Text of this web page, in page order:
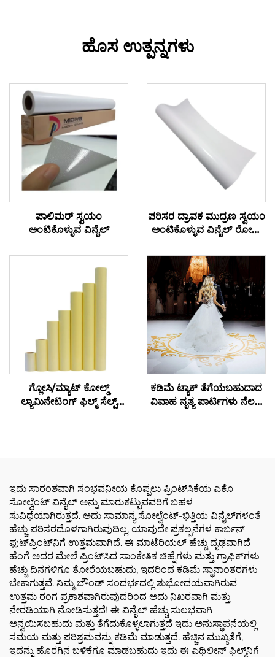
ಹೊಸ ಉತ್ಪನ್ನಗಳು
ಪಾಲಿಮರ್ ಸ್ವಯಂ
ಅಂಟಿಕೊಳ್ಳುವ ವಿನೈಲ್
ಪರಿಸರ ದ್ರಾವಕ ಮುದ್ರಣ ಸ್ವಯಂ
ಅಂಟಿಕೊಳ್ಳುವ ವಿನೈಲ್ ರೋಲ್
ಸಾಮಗ್ರಿಗಳು
ಗ್ಲೋಸಿ/ಮ್ಯಾಟ್ ಕೋಲ್ಡ್
ಲ್ಯಾಮಿನೇಟಿಂಗ್ ಫಿಲ್ಮ್ ಸೆಲ್ಫ್
ಕಡಿಮೆ ಟ್ಯಾಕ್ ತೆಗೆಯಬಹುದಾದ
ವಿವಾಹ ನೃತ್ಯ ಪಾರ್ಟಿಗಳು ನೆಲದ
ಇದು ಸಾರಂಶವಾಗಿ ಸಂಭವನೀಯ ಕೊಪ್ಪಲು ಪ್ರಿಂಟ್‌ಸಿಕೆಯ ಎಕೊ
ಸೋಲ್ವೆಂಟ್ ವಿನೈಲ್ ಅನ್ನು ಮಾರುಕಟ್ಟುವವರಿಗೆ ಬಹಳ
ಸುವಿಧೆಯಾಗಿರುತ್ತದೆ. ಅದು ಸಾಮಾನ್ಯ ಸೋಲ್ವೆಂಟ್-ಭಿತ್ತಿಯ ವಿನೈಲ್‌ಗಳಂತೆ
ಹೆಚ್ಚು ಪರಿಸರದೊಳಗಾಗಿರುವುದಿಲ್ಲ, ಯಾವುದೇ ಪ್ರಕಲ್ಪನೆಗಳ ಕಾರ್ಬನ್
ಫುಟ್‌ಪ್ರಿಂಟ್‌ನಿಗೆ ಉತ್ತಮವಾಗಿದೆ. ಈ ಮಾಟೆರಿಯಲ್ ಹೆಚ್ಚು ದೃಢವಾಗಿದೆ
ಹೆಂಗೆ ಅದರ ಮೇಲೆ ಪ್ರಿಂಟ್‌ಸಿದ ಸಾಂಕೇತಿಕ ಚಿಹ್ನೆಗಳು ಮತ್ತು ಗ್ರಾಫಿಕ್‌ಗಳು
ಹೆಚ್ಚು ದಿನಗಳಿಗೂ ತೋರೆಯಬಹುದು, ಇದರಿಂದ ಕಡಿಮೆ ಸ್ಥಾನಾಂತರಗಳು
ಬೇಕಾಗುತ್ತವೆ. ನಿಮ್ಮ ಬೌಂಡ್ ಸಂದರ್ಭದಲ್ಲಿ ಶುಭೋದಯವಾಗಿರುವ
ಉತ್ತಮ ರಂಗ ಪ್ರಕಾಶವಾಗಿರುವುದರಿಂದ ಅದು ನಿಖರವಾಗಿ ಮತ್ತು
ನೇರಡಿಯಾಗಿ ನೋಡಿಸುತ್ತದೆ! ಈ ವಿನೈಲ್ ಹೆಚ್ಚು ಸುಲಭವಾಗಿ
ಅನ್ವಯಿಸಬಹುದು ಮತ್ತು ತೆಗೆದುಕೊಳ್ಳಲಾಗುತ್ತದೆ ಇದು ಅನುಸ್ಥಾಪನೆಯಲ್ಲಿ
ಸಮಯ ಮತ್ತು ಪರಿಶ್ರಮವನ್ನು ಕಡಿಮೆ ಮಾಡುತ್ತದೆ. ಹೆಚ್ಚಿನ ಮುಖ್ಯತೆಗೆ,
ಇದನ್ನು ಹೊರಗಿನ ಬಳಿಕೆಗೂ ಮಾಡಬಹುದು ಇದು ಈ ಎಥಿಲೀನ್ ಫಿಲ್ಮ್‌ನಿಗೆ